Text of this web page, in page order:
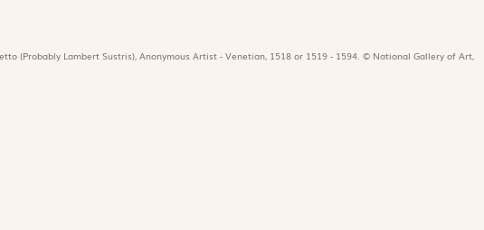
(Probably Lambert Sustris), Anonymous Artist - Venetian, 1518 or 1519 - 1594. © National Gallery of Art,